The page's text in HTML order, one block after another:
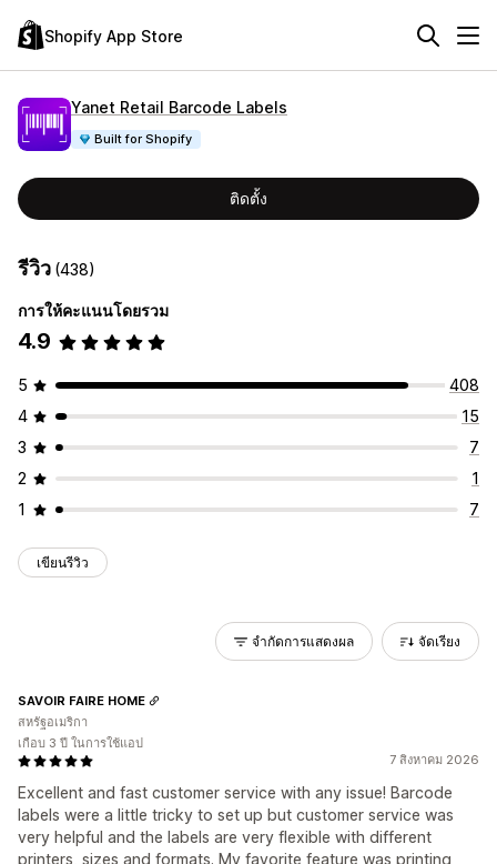
Shopify App Store
Yanet Retail Barcode Labels
Built for Shopify
ติดตั้ง
รีวิว (438)
การให้คะแนนโดยรวม
4.9
5
408
4
15
3
7
2
1
1
7
เขียนรีวิว
จำกัดการแสดงผล จัดเรียง
7 สิงหาคม 2026
Excellent and fast customer service with any issue! Barcode
labels were a little tricky to set up but customer service was
very helpful and the labels are very flexible with different
printers, sizes and formats. My favorite feature was printing
SAVOIR FAIRE HOME
สหรัฐอเมริกา
เกือบ 3 ปี ในการใช้แอป